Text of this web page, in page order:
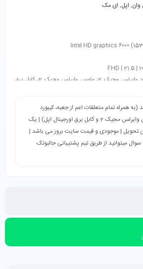
وان, اپل, ای مک
اقلام همراه: جعبه، کیبورد وایرلس مجیک 2، ماوس وایرلس مجیک 2، کابل برق
همراه تمام متعلقات اعم از جعبه، کیبورد
وایرلس مجیک 2، ماوس وایرلس مجیک 2 و کابل برق اورجینال اپل) | یک
تحویل | موجودی و قیمت سایت بروز می باشد |
میتوانید از طریق تیم پشتیبانی جالبوتک